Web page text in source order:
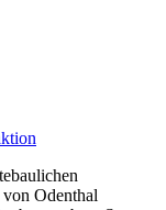
Odenthal